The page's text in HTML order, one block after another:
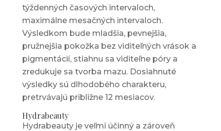
týždenných časových intervaloch,
maximálne mesačných intervaloch.
Výsledkom bude mladšia, pevnejšia,
pružnejšia pokožka bez viditeľných vrások a
pigmentácií, stiahnu sa viditeľne póry a
zredukuje sa tvorba mazu. Dosiahnuté
výsledky sú dlhodobého charakteru,
pretrvávajú približne 12 mesiacov.
Hydrabeauty
Hydrabeauty je veľmi účinný a zároveň